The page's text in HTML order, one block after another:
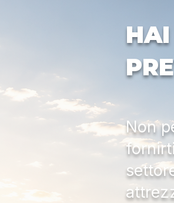
Non